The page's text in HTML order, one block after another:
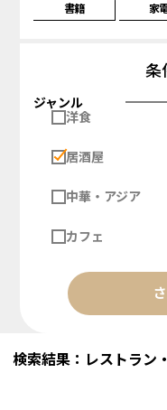
書籍
家
条
ジャンル
洋食
居酒屋
中華・アジア
カフェ
検索結果：レストラン